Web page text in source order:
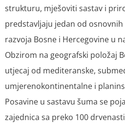
strukturu, mješoviti sastav i
predstavljaju jedan od
razvoja Bosne i Hercegovine u
Obzirom na geografski položaj
utjecaj od mediteranske,
umjerenokontinentalne i
Posavine u sastavu šuma se
zajednica sa preko 100